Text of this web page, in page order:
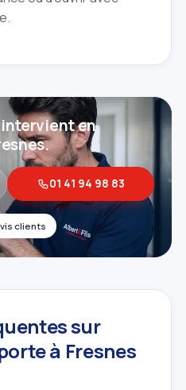
clients
intervient en
01 41 94 98 83
sur
à Fresnes